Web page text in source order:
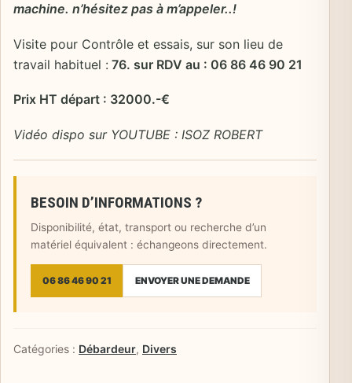
machine. n’hésitez pas à m’appeler..!
Visite pour Contrôle et essais, sur son lieu de
travail habituel : 76. sur RDV au : 06 86 46 90 21
Prix HT départ : 32000.-€
Vidéo dispo sur YOUTUBE : ISOZ ROBERT
BESOIN D’INFORMATIONS ?
Disponibilité, état, transport ou recherche d’un
matériel équivalent : échangeons directement.
06 86 46 90 21 ENVOYER UNE DEMANDE
Catégories : Débardeur, Divers